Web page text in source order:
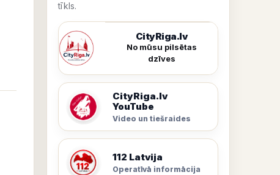
tīkls.
CityRiga.lv
No mūsu pilsētas
dzīves
CityRiga.lv
YouTube
Video un tiešraides
112 Latvija
Operatīvā informācija